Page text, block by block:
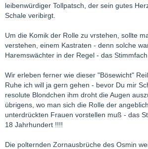
leibenwürdiger Tollpatsch, der sein gutes
Schale veribirgt.
Um die Komik der Rolle zu vrstehen, sollte
verstehen, einem Kastraten - denn solche
Haremswächter in der Regel - das Stimmfach
Wir erleben ferner wie dieser "Bösewicht"
Ruhe ich will ja gern gehen - bevor Du mir
resolute Blondchen ihm droht die Augen
übrigens, wo man sich die Rolle der
unterdrückten Frauen vorstellen muß - das
18 Jahrhundert !!!!
Die polternden Zornausbrüche des Osmin